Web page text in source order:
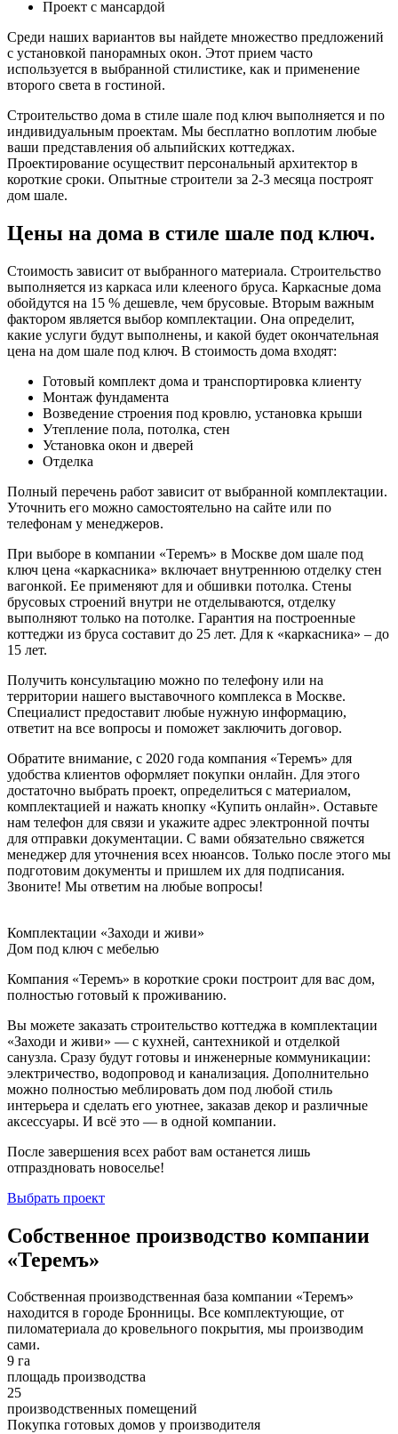
Проект с мансардой
Среди наших вариантов вы найдете множество предложений
с установкой панорамных окон. Этот прием часто
используется в выбранной стилистике, как и применение
второго света в гостиной.
Строительство дома в стиле шале под ключ выполняется и по
индивидуальным проектам. Мы бесплатно воплотим любые
ваши представления об альпийских коттеджах.
Проектирование осуществит персональный архитектор в
короткие сроки. Опытные строители за 2-3 месяца построят
дом шале.
Цены на дома в стиле шале под ключ.
Стоимость зависит от выбранного материала. Строительство
выполняется из каркаса или клееного бруса. Каркасные дома
обойдутся на 15 % дешевле, чем брусовые. Вторым важным
фактором является выбор комплектации. Она определит,
какие услуги будут выполнены, и какой будет окончательная
цена на дом шале под ключ. В стоимость дома входят:
Готовый комплект дома и транспортировка клиенту
Монтаж фундамента
Возведение строения под кровлю, установка крыши
Утепление пола, потолка, стен
Установка окон и дверей
Отделка
Полный перечень работ зависит от выбранной комплектации.
Уточнить его можно самостоятельно на сайте или по
телефонам у менеджеров.
При выборе в компании «Теремъ» в Москве дом шале под
ключ цена «каркасника» включает внутреннюю отделку стен
вагонкой. Ее применяют для и обшивки потолка. Стены
брусовых строений внутри не отделываются, отделку
выполняют только на потолке. Гарантия на построенные
коттеджи из бруса составит до 25 лет. Для к «каркасника» – до
15 лет.
Получить консультацию можно по телефону или на
территории нашего выставочного комплекса в Москве.
Специалист предоставит любые нужную информацию,
ответит на все вопросы и поможет заключить договор.
Обратите внимание, с 2020 года компания «Теремъ» для
удобства клиентов оформляет покупки онлайн. Для этого
достаточно выбрать проект, определиться с материалом,
комплектацией и нажать кнопку «Купить онлайн». Оставьте
нам телефон для связи и укажите адрес электронной почты
для отправки документации. С вами обязательно свяжется
менеджер для уточнения всех нюансов. Только после этого мы
подготовим документы и пришлем их для подписания.
Звоните! Мы ответим на любые вопросы!
Комплектации «Заходи и живи»
Дом под ключ с мебелью
Компания «Теремъ» в короткие сроки построит для вас дом,
полностью готовый к проживанию.
Вы можете заказать строительство коттеджа в комплектации
«Заходи и живи» — с кухней, сантехникой и отделкой
санузла. Сразу будут готовы и инженерные коммуникации:
электричество, водопровод и канализация. Дополнительно
можно полностью меблировать дом под любой стиль
интерьера и сделать его уютнее, заказав декор и различные
аксессуары. И всё это — в одной компании.
После завершения всех работ вам останется лишь
отпраздновать новоселье!
Выбрать проект
Собственное производство компании
«Теремъ»
Собственная производственная база компании «Теремъ»
находится в городе Бронницы. Все комплектующие, от
пиломатериала до кровельного покрытия, мы производим
сами.
9 га
площадь производства
25
производственных помещений
Покупка готовых домов у производителя